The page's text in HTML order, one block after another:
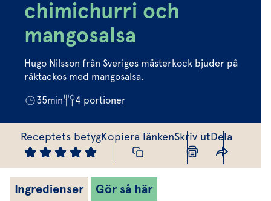
Dressing
Vinägrett
Marinad
Timjan
Våra färska örter
Vår sallat & gröna blad
Våra mikroörter & skott
Fixa vinägretten
chimichurri och
mangosalsa
Hugo Nilsson från Sveriges mästerkock bjuder på
räktackos med mangosalsa.
35min 4 portioner
Receptets betygKopiera länkenSkriv utDela
Ingredienser Gör så här